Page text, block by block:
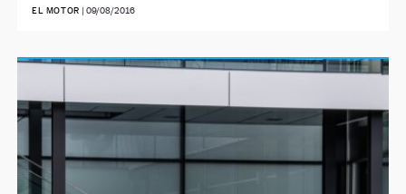
EL MOTOR | 09/08/2016